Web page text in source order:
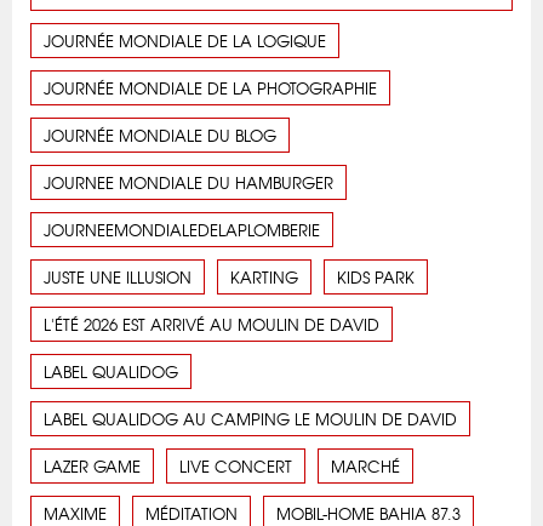
JOURNÉE MONDIALE DE LA LOGIQUE
JOURNÉE MONDIALE DE LA PHOTOGRAPHIE
JOURNÉE MONDIALE DU BLOG
JOURNEE MONDIALE DU HAMBURGER
JOURNEEMONDIALEDELAPLOMBERIE
JUSTE UNE ILLUSION KARTING KIDS PARK
L'ÉTÉ 2026 EST ARRIVÉ AU MOULIN DE DAVID
LABEL QUALIDOG
LABEL QUALIDOG AU CAMPING LE MOULIN DE DAVID
LAZER GAME LIVE CONCERT MARCHÉ
MAXIME MÉDITATION MOBIL-HOME BAHIA 87.3